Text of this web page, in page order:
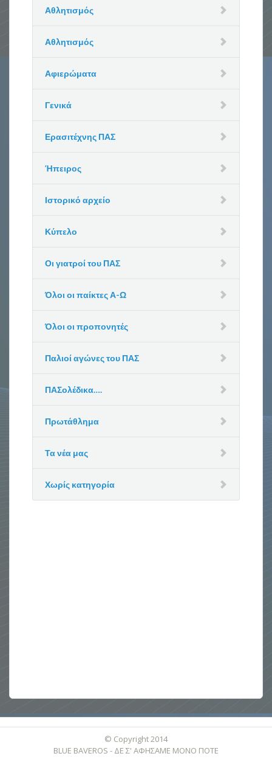
Αθλητισμός
Αθλητισμός
Αφιερώματα
Γενικά
Ερασιτέχνης ΠΑΣ
Ήπειρος
Ιστορικό αρχείο
Κύπελο
Οι γιατροί του ΠΑΣ
Όλοι οι παίκτες Α-Ω
Όλοι οι προπονητές
Παλιοί αγώνες του ΠΑΣ
ΠΑΣολέδικα….
Πρωτάθλημα
Τα νέα μας
Χωρίς κατηγορία
© Copyright 2014
BLUE BAVEROS - ΔΕ Σ' ΑΦΗΣΑΜΕ ΜΟΝΟ ΠΟΤΕ